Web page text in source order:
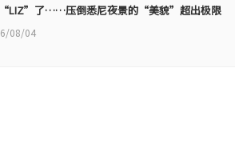
了……压倒悉尼夜景的“美貌”超出极限
08/04